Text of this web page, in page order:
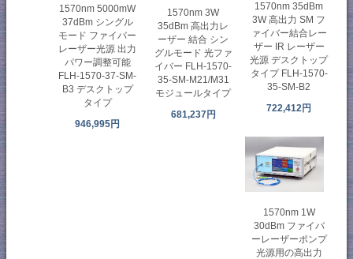
1570nm 5000mW
37dBm シングル
モード ファイバー
レーザー光源 出力
パワー調整可能
FLH-1570-37-SM-
B3 デスクトップ
タイプ
946,995円
1570nm 3W
35dBm 高出力レ
ーザー 結合 シン
グルモード 光ファ
イバー FLH-1570-
35-SM-M21/M31
モジュールタイプ
681,237円
1570nm 35dBm
3W 高出力 SM フ
ァイバー結合レー
ザー IR レーザー
光源 デスクトップ
タイプ FLH-1570-
35-SM-B2
722,412円
1570nm 1W
30dBm ファイバ
ーレーザーポンプ
光源用の高出力